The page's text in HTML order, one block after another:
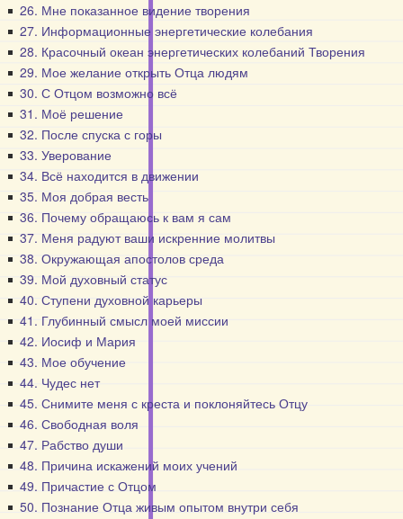
26. Мне показанное видение творения
27. Информационные энергетические колебания
28. Красочный океан энергетических колебаний Творения
29. Мое желание открыть Отца людям
30. С Отцом возможно всё
31. Моё решение
32. После спуска с горы
33. Уверование
34. Всё находится в движении
35. Моя добрая весть
36. Почему обращаюсь к вам я сам
37. Меня радуют ваши искренние молитвы
38. Окружающая апостолов среда
39. Мой духовный статус
40. Ступени духовной карьеры
41. Глубинный смысл моей миссии
42. Иосиф и Мария
43. Мое обучение
44. Чудес нет
45. Снимите меня с креста и поклоняйтесь Отцу
46. Свободная воля
47. Рабство души
48. Причина искажений моих учений
49. Причастие с Отцом
50. Познание Отца живым опытом внутри себя